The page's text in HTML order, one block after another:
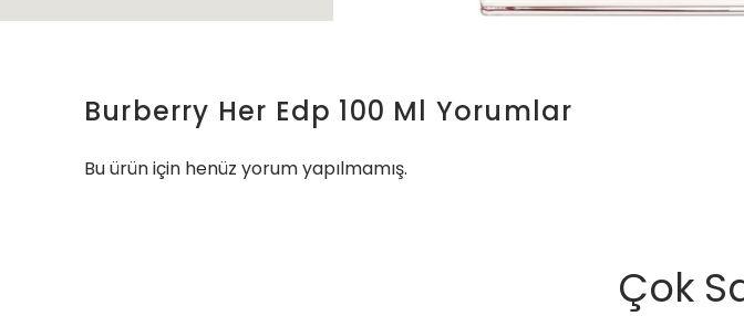
Burberry Her Edp 100 Ml Yorumlar
Bu ürün için henüz yorum yapılmamış.
Çok